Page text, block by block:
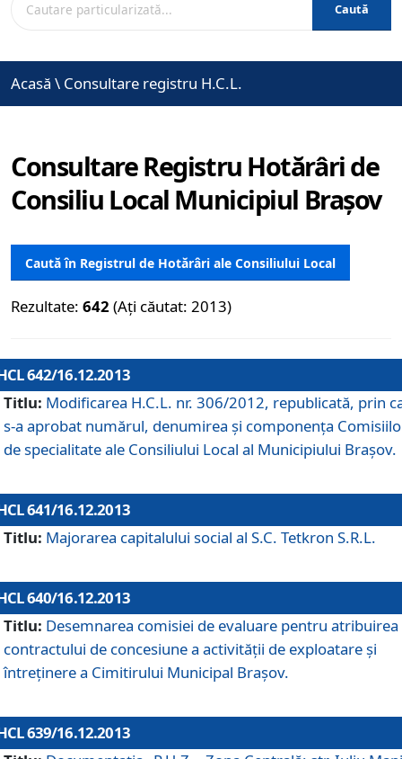
Caută
Acasă \ Consultare registru H.C.L.
Consultare Registru Hotărâri de
Consiliu Local Municipiul Brașov
Caută în Registrul de Hotărâri ale Consiliului Local
Rezultate: 642 (Ați căutat: 2013)
642/16.12.2013
Titlu: Modificarea H.C.L. nr. 306/2012, republicată, prin
s-a aprobat numărul, denumirea şi componenţa
de specialitate ale Consiliului Local al Municipiului Braşov.
641/16.12.2013
Titlu: Majorarea capitalului social al S.C. Tetkron S.R.L.
640/16.12.2013
Titlu: Desemnarea comisiei de evaluare pentru atribuirea
contractului de concesiune a activităţii de exploatare şi
întreţinere a Cimitirului Municipal Braşov.
639/16.12.2013